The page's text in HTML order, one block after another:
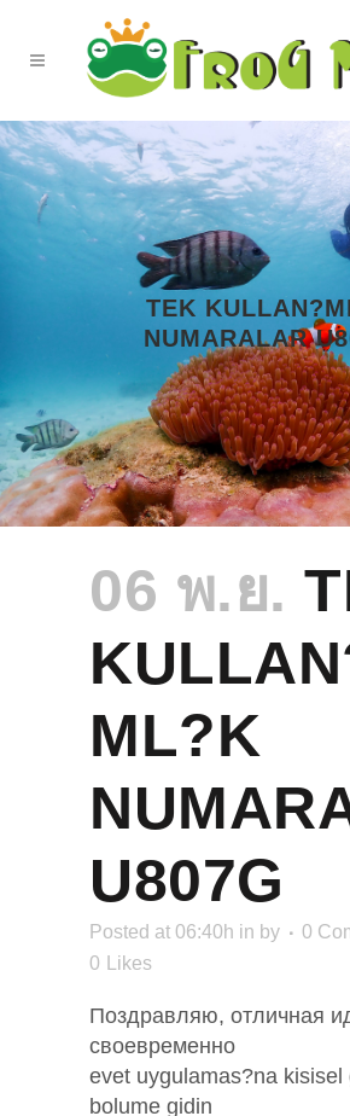
TEK
NUMARALAR
06 พ.ย.
ML?K
U807G
Posted at 06:40h in by
0
0
Likes
Поздравляю, отличная
своевременно
evet uygulamas?na kisisel
bolume gidin